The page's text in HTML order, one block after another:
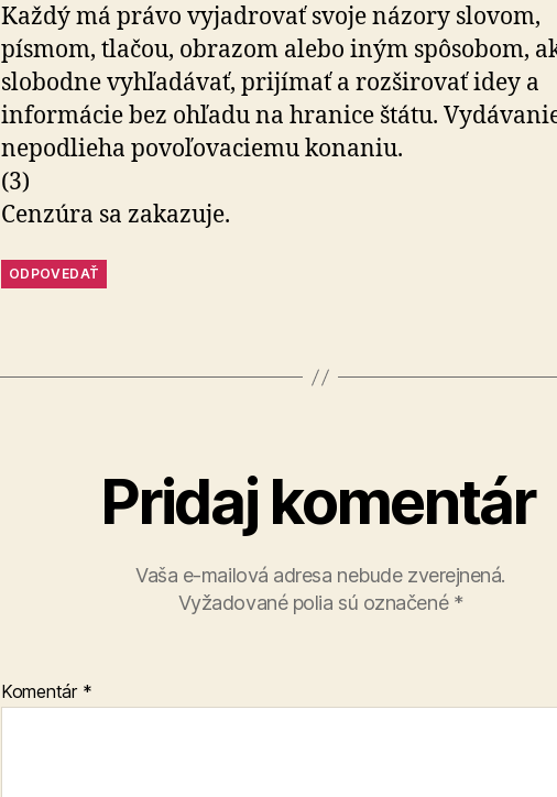
Každý má právo vyjadrovať svoje názory slovom,
písmom, tlačou, obrazom alebo iným spôsobom,
slobodne vyhľadávať, prijímať a rozširovať idey a
informácie bez ohľadu na hranice štátu.
nepodlieha povoľovaciemu konaniu.
(3)
Cenzúra sa zakazuje.
ODPOVEDAŤ
Pridaj komentár
Vaša e-mailová adresa nebude zverejnená.
Vyžadované polia sú označené *
Komentár *